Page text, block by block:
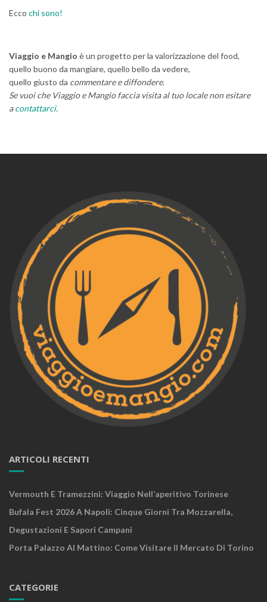
Ecco chi sono!
Viaggio e Mangio è un progetto per la valorizzazione del food,
quello buono da mangiare, quello bello da vedere,
quello giusto da commentare e diffondere.
Se vuoi che Viaggio e Mangio faccia visita al tuo locale non esitare
acontattarci.
ARTICOLI RECENTI
Vermouth E Tramezzini: Viaggio Nell’aperitivo Torinese
Bufala Fest 2026 A Napoli: Cinque Giorni Tra Mozzarella,
Degustazioni E Sapori Campani
Porta Palazzo Al Mattino: Come Visitare Il Mercato Di Torino
CATEGORIE